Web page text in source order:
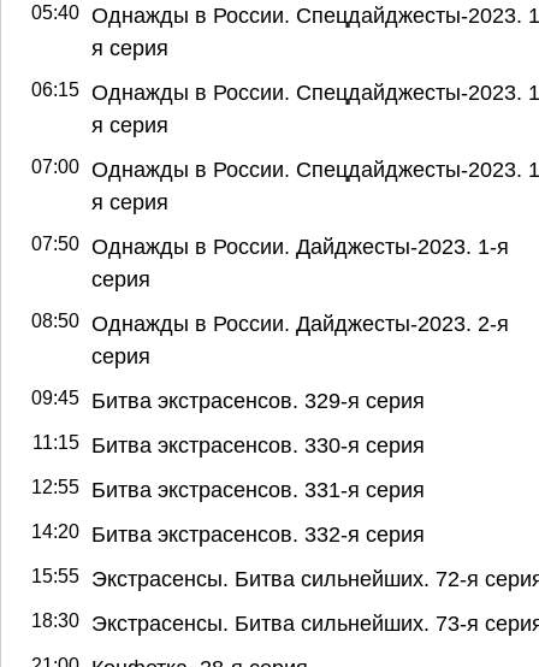
05:40 Однажды в России. Спецдайджесты-2023.
я серия
06:15 Однажды в России. Спецдайджесты-2023.
я серия
07:00 Однажды в России. Спецдайджесты-2023.
я серия
07:50 Однажды в России. Дайджесты-2023. 1-я
серия
08:50 Однажды в России. Дайджесты-2023. 2-я
серия
09:45 Битва экстрасенсов. 329-я серия
11:15 Битва экстрасенсов. 330-я серия
12:55 Битва экстрасенсов. 331-я серия
14:20 Битва экстрасенсов. 332-я серия
15:55 Экстрасенсы. Битва сильнейших. 72-я
18:30 Экстрасенсы. Битва сильнейших. 73-я